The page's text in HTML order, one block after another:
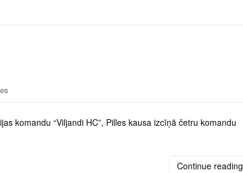
komandu “Viljandi HC”, Pilles kausa izcīņā četru komandu
Continue reading